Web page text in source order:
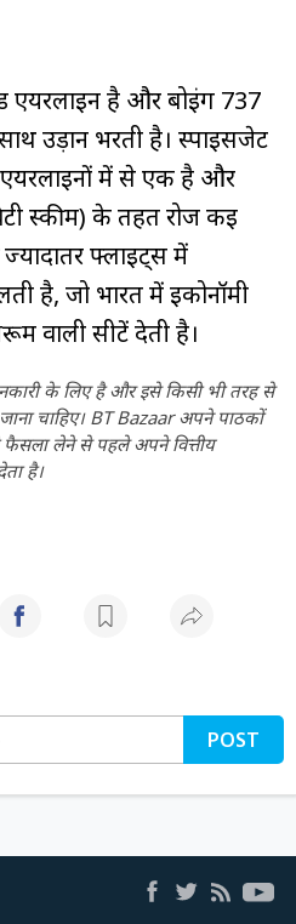
एयरलाइन है और बोइंग 737
उड़ान भरती है। स्पाइसजेट
में से एक है और
स्कीम) के तहत रोज कई
फ्लाइट्स में
है, जो भारत में इकोनॉमी
वाली सीटें देती है।
के लिए है और इसे किसी भी तरह से
चाहिए। BT Bazaar अपने पाठकों
लेने से पहले अपने वित्तीय
है।
POST